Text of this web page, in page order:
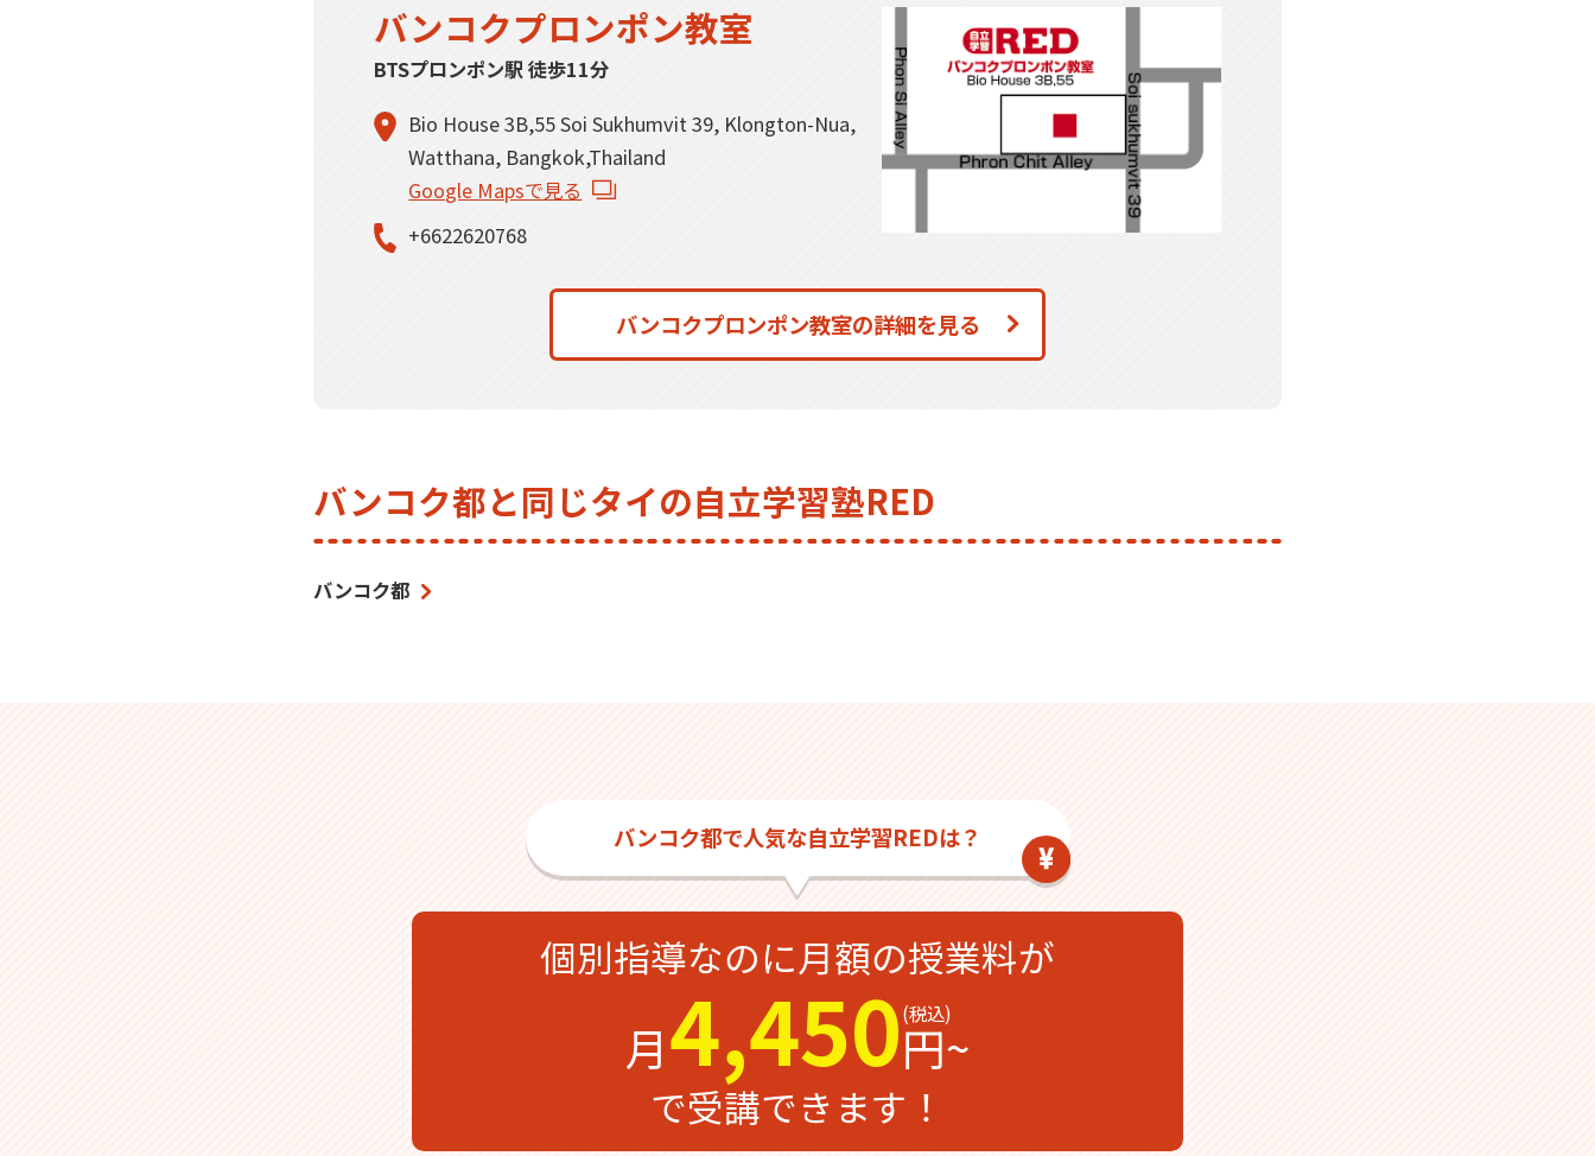
バンコクプロンポン教室
BTSプロンポン駅 徒歩11分
Bio House 3B,55 Soi Sukhumvit 39, Klongton-Nua,
Watthana, Bangkok,Thailand
Google Mapsで見る
+6622620768
バンコクプロンポン教室の詳細を見る
バンコク都と同じタイの自立学習塾RED
バンコク都
バンコク都で人気な自立学習REDは？
個別指導なのに月額の授業料が
月4,450円~
で受講できます！